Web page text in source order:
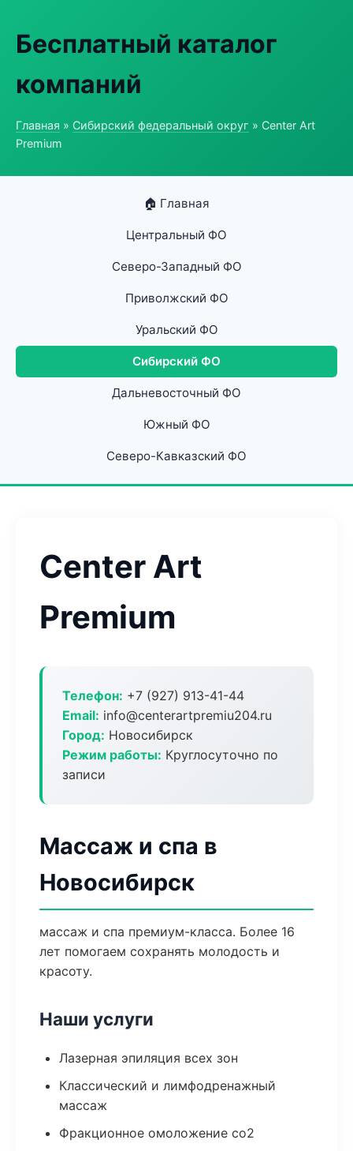
Бесплатный каталог
компаний
Главная » Сибирский федеральный округ » Center Art
Premium
🏠 Главная
Центральный ФО
Северо-Западный ФО
Приволжский ФО
Уральский ФО
Сибирский ФО
Дальневосточный ФО
Южный ФО
Северо-Кавказский ФО
Center Art
Premium
Телефон: +7 (927) 913-41-44
Email: info@centerartpremiu204.ru
Город: Новосибирск
Режим работы: Круглосуточно по
записи
Массаж и спа в
Новосибирск
массаж и спа премиум-класса. Более 16
лет помогаем сохранять молодость и
красоту.
Наши услуги
Лазерная эпиляция всех зон
Классический и лимфодренажный
массаж
Фракционное омоложение co2